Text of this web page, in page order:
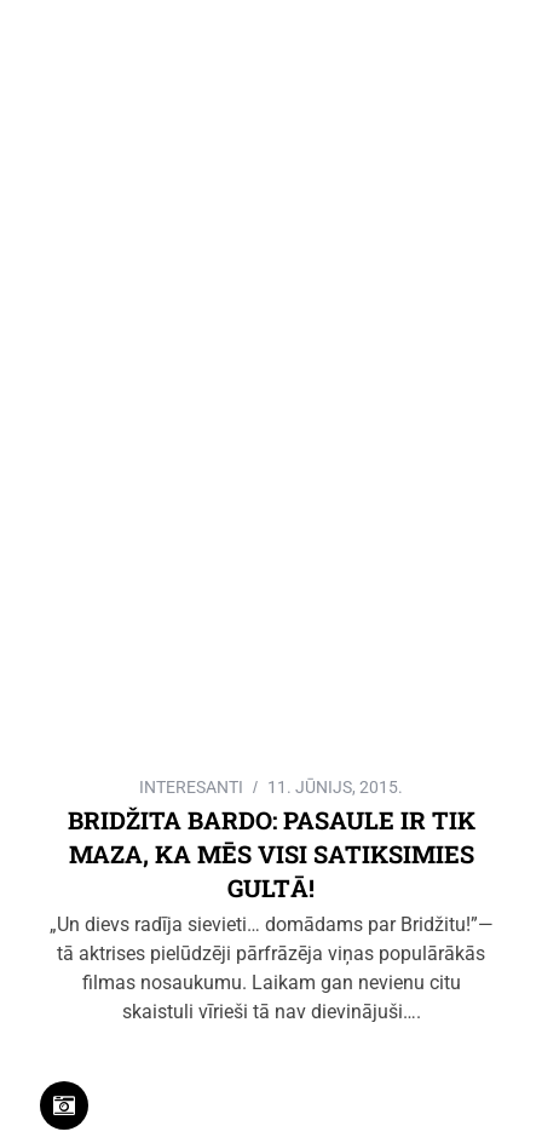
INTERESANTI 11. JŪNIJS, 2015.
BRIDŽITA BARDO: PASAULE IR TIK
MAZA, KA MĒS VISI SATIKSIMIES
GULTĀ!
„Un dievs radīja sievieti… domādams par Bridžitu!”—
tā aktrises pielūdzēji pārfrāzēja viņas populārākās
filmas nosaukumu. Laikam gan nevienu citu
skaistuli vīrieši tā nav dievinājuši….